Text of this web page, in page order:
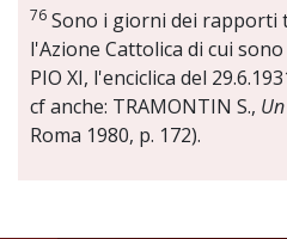
76 Sono i giorni dei rapporti
l'Azione Cattolica di cui
PIO XI, l'enciclica del
cf anche: TRAMONTIN S.,
Roma 1980, p. 172).